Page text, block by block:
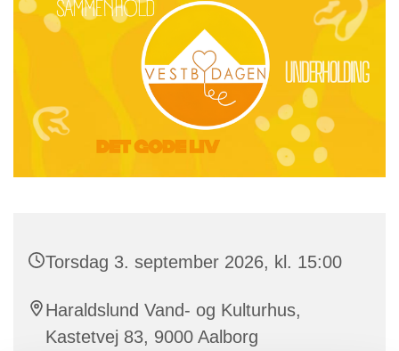
Torsdag 3. september 2026, kl. 15:00
Haraldslund Vand- og Kulturhus,
Kastetvej 83, 9000 Aalborg